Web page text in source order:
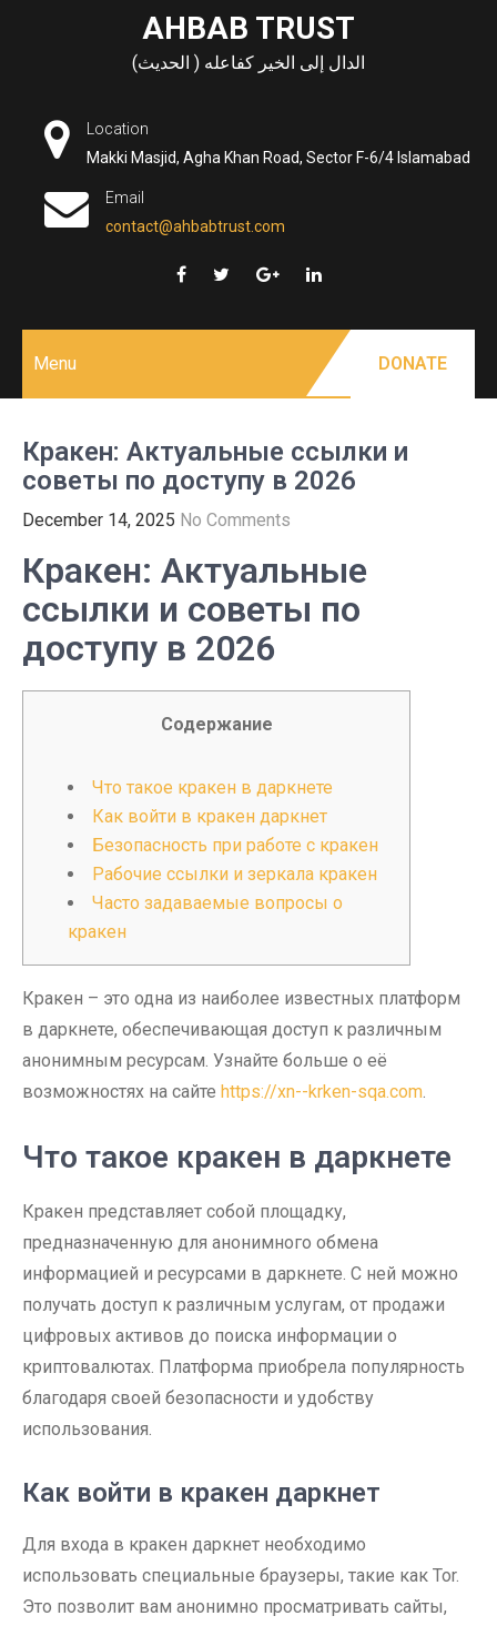
AHBAB TRUST
الدال إلى الخير كفاعله ( الحديث)
Location
Makki Masjid, Agha Khan Road, Sector F-6/4 Islamabad
Email
contact@ahbabtrust.com
Menu DONATE
Кракен: Актуальные ссылки и
советы по доступу в 2026
December 14, 2025 No Comments
Кракен: Актуальные
ссылки и советы по
доступу в 2026
Содержание
Что такое кракен в даркнете
Как войти в кракен даркнет
Безопасность при работе с кракен
Рабочие ссылки и зеркала кракен
Часто задаваемые вопросы о
кракен
Кракен – это одна из наиболее известных платформ
в даркнете, обеспечивающая доступ к различным
анонимным ресурсам. Узнайте больше о её
возможностях на сайте https://xn--krken-sqa.com.
Что такое кракен в даркнете
Кракен представляет собой площадку,
предназначенную для анонимного обмена
информацией и ресурсами в даркнете. С ней можно
получать доступ к различным услугам, от продажи
цифровых активов до поиска информации о
криптовалютах. Платформа приобрела популярность
благодаря своей безопасности и удобству
использования.
Как войти в кракен даркнет
Для входа в кракен даркнет необходимо
использовать специальные браузеры, такие как Tor.
Это позволит вам анонимно просматривать сайты,